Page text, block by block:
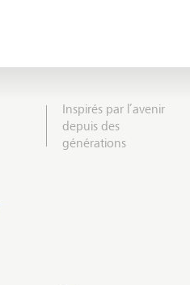
Inspirés par l’avenir
depuis des
générations